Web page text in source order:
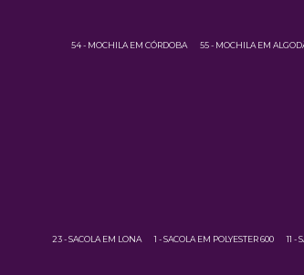
54 - MOCHILA EM CÓRDOBA 55 - MOCHILA EM
23 - SACOLA EM LONA 1 - SACOLA EM POLYESTER 600 11 -